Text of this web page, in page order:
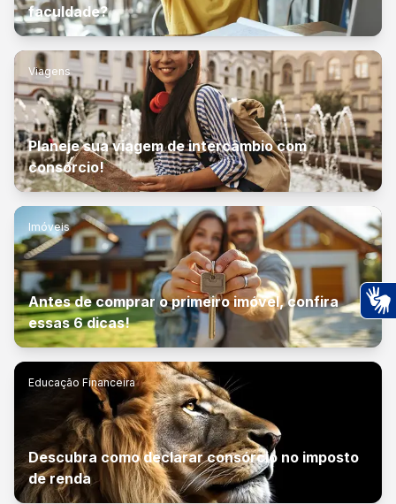
faculdade?
Viagens
Planeje sua viagem de intercâmbio com
consórcio!
Imóveis
Antes de comprar o primeiro imóvel, confira
essas 6 dicas!
Educação Financeira
Descubra como declarar consórcio no imposto
de renda